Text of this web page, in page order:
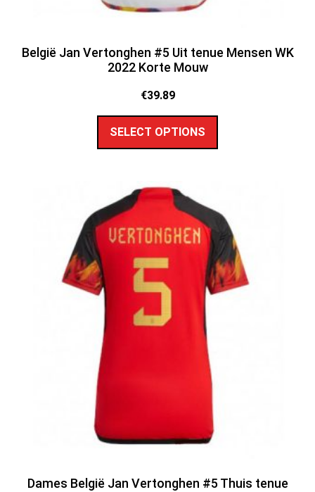
België Jan Vertonghen #5 Uit tenue Mensen WK
2022 Korte Mouw
€39.89
SELECT OPTIONS
Dames België Jan Vertonghen #5 Thuis tenue